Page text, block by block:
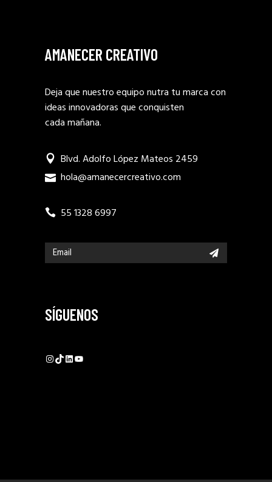
AMANECER CREATIVO
Deja que nuestro equipo nutra tu marca con
ideas innovadoras que conquisten
cada mañana.
Blvd. Adolfo López Mateos 2459
hola@amanecercreativo.com
55 1328 6997
SÍGUENOS